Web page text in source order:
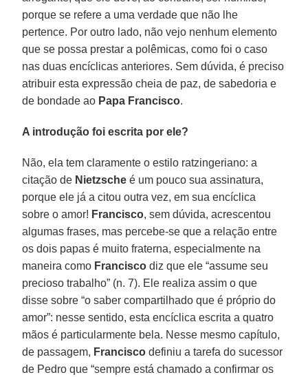
porque se refere a uma verdade que não lhe
pertence. Por outro lado, não vejo nenhum elemento
que se possa prestar a polêmicas, como foi o caso
nas duas encíclicas anteriores. Sem dúvida, é preciso
atribuir esta expressão cheia de paz, de sabedoria e
de bondade ao Papa Francisco.
A introdução foi escrita por ele?
Não, ela tem claramente o estilo ratzingeriano: a
citação de Nietzsche é um pouco sua assinatura,
porque ele já a citou outra vez, em sua encíclica
sobre o amor! Francisco, sem dúvida, acrescentou
algumas frases, mas percebe-se que a relação entre
os dois papas é muito fraterna, especialmente na
maneira como Francisco diz que ele “assume seu
precioso trabalho” (n. 7). Ele realiza assim o que
disse sobre “o saber compartilhado que é próprio do
amor”: nesse sentido, esta encíclica escrita a quatro
mãos é particularmente bela. Nesse mesmo capítulo,
de passagem, Francisco definiu a tarefa do sucessor
de Pedro que “sempre está chamado a confirmar os